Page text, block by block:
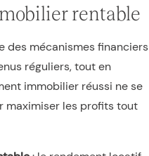
rentable
des mécanismes financiers
réguliers, tout en
immobilier réussi ne se
maximiser les profits tout